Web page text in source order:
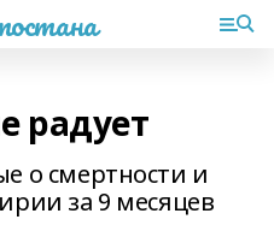
радует
о смертности и
за 9 месяцев